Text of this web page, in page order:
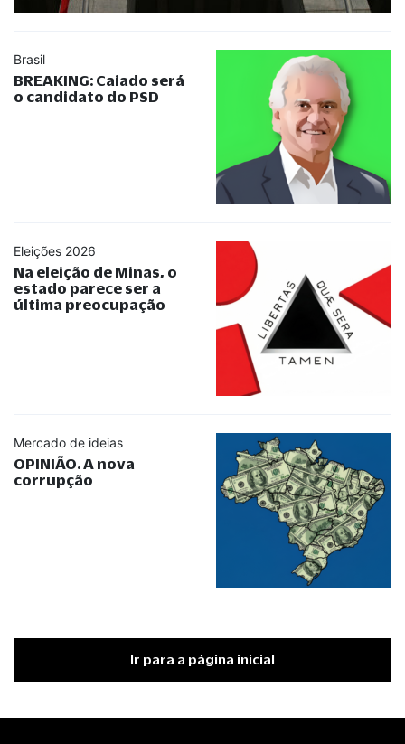
Brasil
BREAKING: Caiado será
o candidato do PSD
Eleições 2026
Na eleição de Minas, o
estado parece ser a
última preocupação
Mercado de ideias
OPINIÃO. A nova
corrupção
Ir para a página inicial